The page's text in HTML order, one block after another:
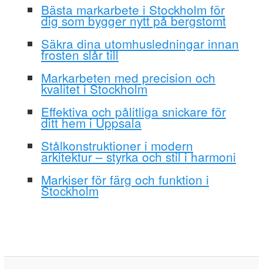
Bästa markarbete i Stockholm för
dig som bygger nytt på bergstomt
Säkra dina utomhusledningar innan
frosten slår till
Markarbeten med precision och
kvalitet i Stockholm
Effektiva och pålitliga snickare för
ditt hem i Uppsala
Stålkonstruktioner i modern
arkitektur – styrka och stil i harmoni
Markiser för färg och funktion i
Stockholm